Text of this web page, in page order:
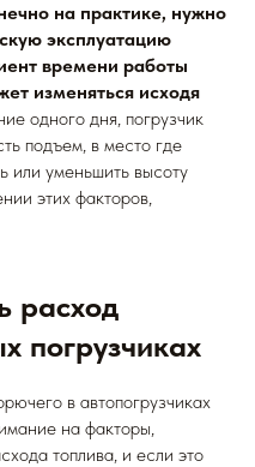
на практике, нужно
эксплуатацию
времени работы
изменяться исходя
одного дня, погрузчик
подъем, в место где
или уменьшить высоту
этих факторов,
расход
погрузчиках
в автопогрузчиках
на факторы,
топлива, и если это